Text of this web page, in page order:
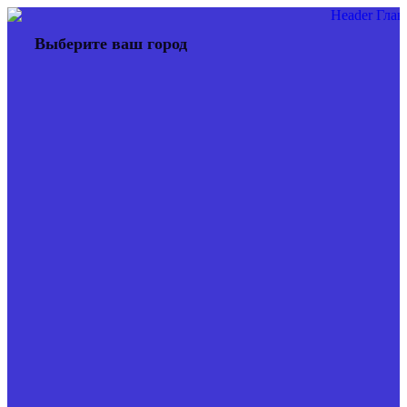
Перейти
содержимому
Выберите ваш город